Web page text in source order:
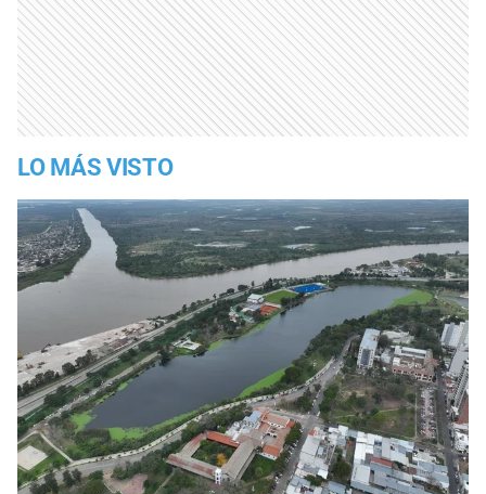
LO MÁS VISTO